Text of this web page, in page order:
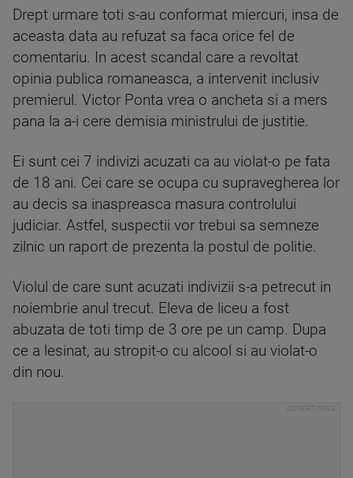
Drept urmare toti s-au conformat miercuri, insa de
aceasta data au refuzat sa faca orice fel de
comentariu. In acest scandal care a revoltat
opinia publica romaneasca, a intervenit inclusiv
premierul. Victor Ponta vrea o ancheta si a mers
pana la a-i cere demisia ministrului de justitie.
Ei sunt cei 7 indivizi acuzati ca au violat-o pe fata
de 18 ani. Cei care se ocupa cu supravegherea lor
au decis sa inaspreasca masura controlului
judiciar. Astfel, suspectii vor trebui sa semneze
zilnic un raport de prezenta la postul de politie.
Violul de care sunt acuzati indivizii s-a petrecut in
noiembrie anul trecut. Eleva de liceu a fost
abuzata de toti timp de 3 ore pe un camp. Dupa
ce a lesinat, au stropit-o cu alcool si au violat-o
din nou.